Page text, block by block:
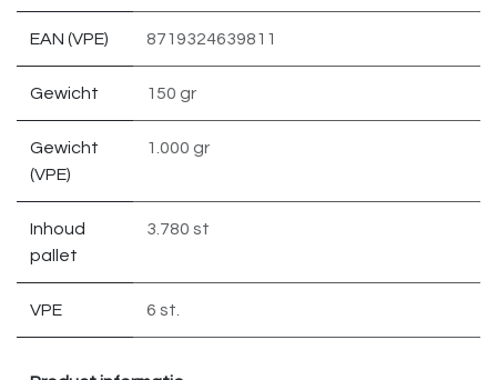
EAN (VPE) 8719324639811
Gewicht 150 gr
Gewicht
(VPE)
1.000 gr
Inhoud
pallet
3.780 st
VPE 6 st.